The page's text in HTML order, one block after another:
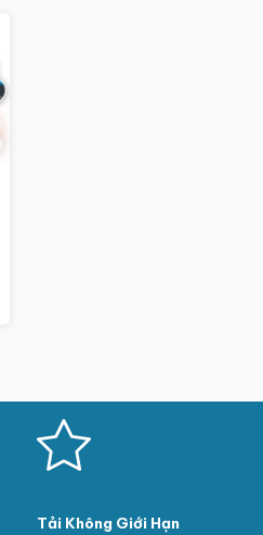
Tải Không Giới Hạn